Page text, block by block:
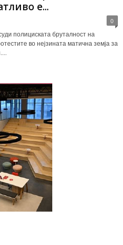
е...
0
полициската бруталност на
во нејзината матична земја за